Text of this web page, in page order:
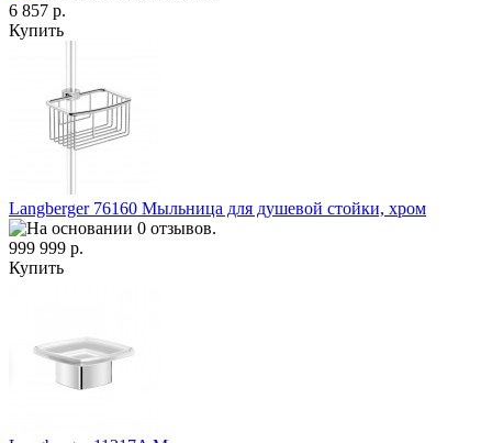
6 857 р.
Купить
Langberger 76160 Мыльница для душевой стойки, хром
999 999 р.
Купить